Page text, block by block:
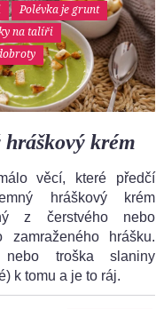
Polévka je grunt
na talíři
hráškový krém
věcí, které předčí
hráškový krém
z čerstvého nebo
zamraženého hrášku.
nebo troška slaniny
k tomu a je to ráj.